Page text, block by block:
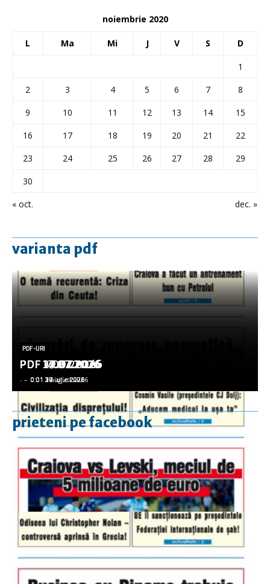
noiembrie 2020
L Ma Mi J V S D
« oct. dec. »
1
2
3 4 5 6 7
8
9
10 11 12 13 14
15
16
17 18 19 20 21
22
23
24 25 26 27 28
29
30
varianta pdf
PDF-URI
PDF 3.08.2026
- - 0:01 3 august 2026
PDF-URI
PDF 29.07.2026
- - 0:01 29 iulie 2026
PDF-URI
PDF 27.07.2026
- - 0:01 27 iulie 2026
PDF-URI
PDF 17.07.2026
- - 0:01 17 iulie 2026
PDF-URI
PDF 14.07.2026
- - 0:01 14 iulie 2026
prieteni pe facebook